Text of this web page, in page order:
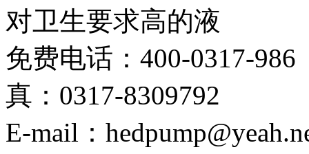
对卫生要求高的液
免费电话：400-0317-
真：0317-8309792
E-mail：